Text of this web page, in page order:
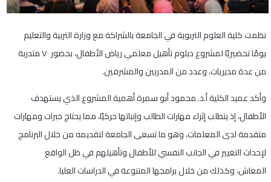
نظمت كلية العلوم التربوية في الجامعة بالشراكة مع وزارة التربية والتعليم
يومًا تحضيريًا لمشروع دبلوم تأهيل معلمي رياض الأطفال، بحضور ٧٠ متدربة
من عدة مديريات، وعدد من المدربين والمشرفين.
وأكد عميد الكلية أ.د. محمود أبو سمرة أهمية المشروع الذي يستهدف
الأطفال، إذ يتطلب إثراء مهارات الطالب وإنباتها حركيًا، مما يحتاج خبرات ومهارات
متقدمة لدى المعلمات، وهو ما تسعى الجامعة لتقديمه من خلال البرنامج
لإحداث التغيير في الجانب النفسي للأطفال وتأهيلهم في ظل الواقع
المعاش، وكذلك من خلال برامجها المتنوعة في الدراسات العليا.